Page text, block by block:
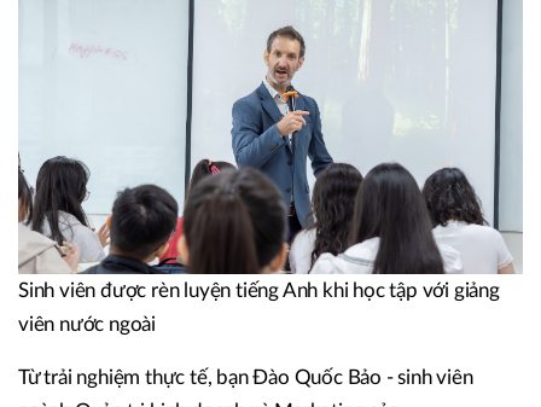
Sinh viên được rèn luyện tiếng Anh khi học tập với giảng
viên nước ngoài
Từ trải nghiệm thực tế, bạn Đào Quốc Bảo - sinh viên